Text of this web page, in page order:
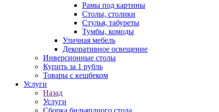
Рамы под картины
Столы, столики
Стулья, табуреты
Тумбы, комоды
Уличная мебель
Декоративное освещение
Инверсионные столы
Купить за 1 рубль
Товары с кешбеком
Услуги
Назад
Услуги
Сборка бильярдного стола